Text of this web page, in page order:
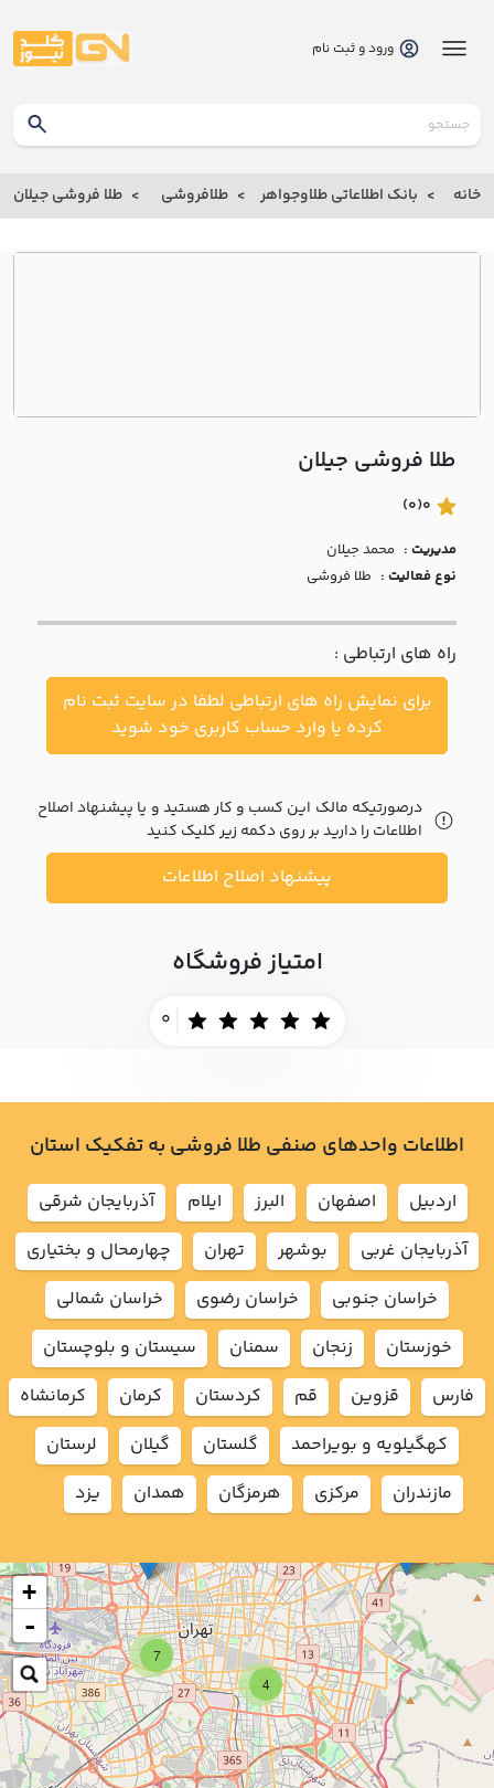
بانک
بانک
اطلاعاتی
درباره
با ما
مقالات
اخبار
پرسش
متداول
خواست
ورود و ثبت نام
خانه بانک اطلاعاتی طلاوجواهر طلافروشی طلا فروشی جيلان
طلا فروشی جيلان
0
(0)
مدیریت : محمد جيلان
نوع فعالیت : طلا فروشی
راه های ارتباطی :
برای نمایش راه های ارتباطی لطفا در سایت ثبت نام
کرده یا وارد حساب کاربری خود شوید
درصورتیکه مالک این کسب و کار هستید و یا پیشنهاد اصلاح
اطلاعات را دارید بر روی دکمه زیر کلیک کنید
پیشنهاد اصلاح اطلاعات
امتیاز فروشگاه
0
7
4
+
-
اطلاعات واحدهای صنفی طلا فروشی به تفکیک استان
اردبيل اصفهان البرز ايلام
آذربايجان شرقي
آذربايجان غربي
بوشهر تهران
چهارمحال و بختياري
خراسان جنوبي
خراسان رضوي
خراسان شمالي
خوزستان
زنجان سمنان
سيستان و بلوچستان
فارس
قزوين قم كردستان كرمان
كرمانشاه
كهگيلويه و بويراحمد
گلستان گيلان
لرستان
مازندران
مركزي هرمزگان همدان يزد